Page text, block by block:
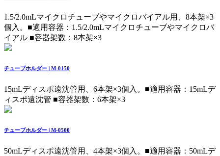
1.5/2.0mLマイクロチューブやマイクロバイアル用、8本架×3
個入。 ■適用容器：1.5/2.0mLマイクロチューブやマイクロバ
イアル ■容器架数：8本架×3
チューブホルダー | M-0150
15mLディスポ遠沈管用、6本架×3個入。 ■適用容器：15mLデ
ィスポ遠沈管 ■容器架数：6本架×3
チューブホルダー | M-0500
50mLディスポ遠沈管用、4本架×3個入。 ■適用容器：50mLデ